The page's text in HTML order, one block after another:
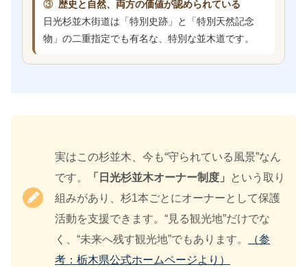
③ 歴史と自然、両方の価値が認められている
日光杉並木街道は「特別史跡」と「特別天然記念
物」の二重指定でも有名な、特別な並木道です。
実はこの杉並木、今も“守られている風景”なん
です。
「日光杉並木オーナー制度」
という取り
組みがあり、杉1本ごとにオーナーとして保護
活動を支援できます。“見る観光地”だけでな
く、“未来へ残す観光地”でもあります。
（参
考：栃木県公式ホームページより）